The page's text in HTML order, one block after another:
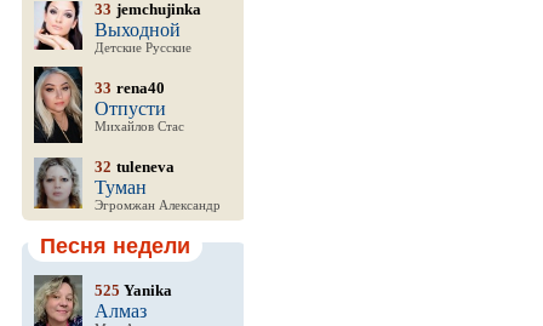
33 jemchujinka
Выходной
Детские Русские
33 rena40
Отпусти
Михайлов Стас
32 tuleneva
Туман
Эгромжан Александр
Песня недели
525 Yanika
Алмаз